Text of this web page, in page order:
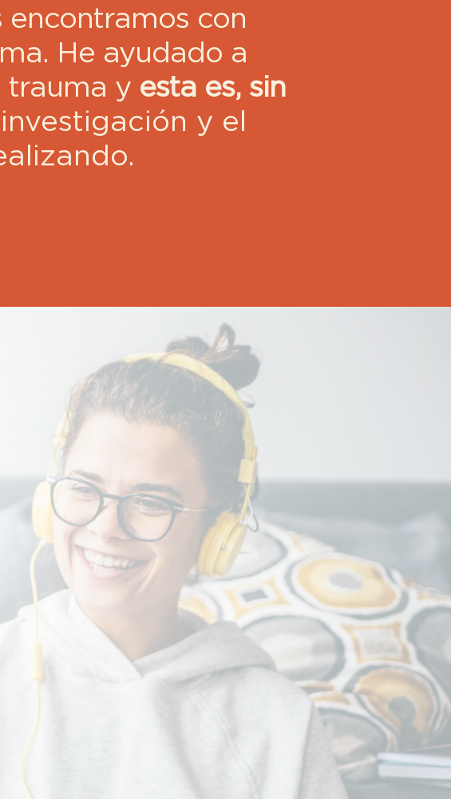
encontramos con
He ayudado a
trauma y esta es, sin
y el